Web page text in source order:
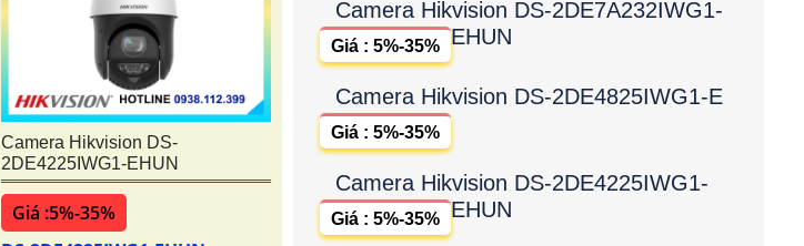
Camera Hikvision DS-
2DE4225IWG1-EHUN
Giá :5%-35%
Camera Hikvision DS-2DE7A232IWG1-
EHUN
Giá : 5%-35%
Camera Hikvision DS-2DE4825IWG1-E
Giá : 5%-35%
Camera Hikvision DS-2DE4225IWG1-
EHUN
Giá : 5%-35%